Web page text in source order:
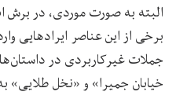
البته به صورت موردی، در برش‌
برخی از این عناصر ایرادهایی
جملات غیرکاربردی در
خیابان جمیرا» و «نخل طلایی»